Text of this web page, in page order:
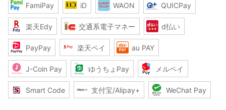
FamiPay iD WAON QUICPay
楽天Edy 交通系電子マネー d払い
PayPay 楽天ペイ au PAY
J-Coin Pay ゆうちょPay メルペイ
Smart Code 支付宝/Alipay+ WeChat Pay